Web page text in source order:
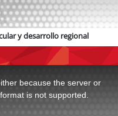
y desarrollo regional
because the server or
is not supported.